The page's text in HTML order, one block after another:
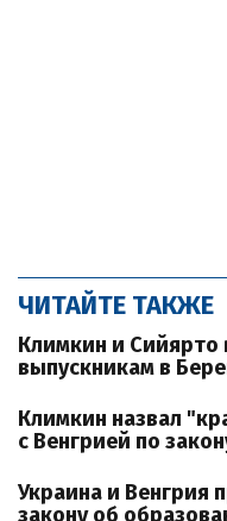
ЧИТАЙТЕ ТАКЖЕ
Климкин и
выпускникам в
Климкин назвал
с Венгрией по
Украина и Венгрия
закону об